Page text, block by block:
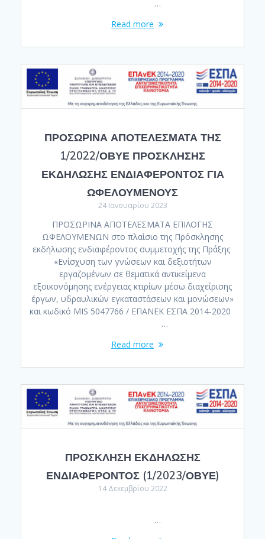
…
Read more
ΠΡΟΣΩΡΙΝΑ ΑΠΟΤΕΛΕΣΜΑΤΑ ΤΗΣ
1/2022/ΟΒΥΕ ΠΡΟΣΚΛΗΣΗΣ
ΕΚΔΗΛΩΣΗΣ ΕΝΔΙΑΦΕΡΟΝΤΟΣ ΓΙΑ
ΩΦΕΛΟΥΜΕΝΟΥΣ
24 Ιανουαρίου 2023
ΠΡΟΣΩΡΙΝΑ ΑΠΟΤΕΛΕΣΜΑΤΑ ΕΠΙΛΟΓΗΣ
ΩΦΕΛΟΥΜΕΝΩΝ στο πλαίσιο της Πρόσκλησης
εκδήλωσης ενδιαφέροντος συμμετοχής της Πράξης
«Ενίσχυση των γνώσεων και δεξιοτήτων
εργαζομένων σε θεματικά αντικείμενα
εξοικονόμησης ενέργειας κτιρίων μέσω διαχείρισης
έργων, υδραυλικών εγκαταστάσεων και μονώσεων»
και κωδικό MIS 5047766 / ΕΠΑΝΕΚ ΕΣΠΑ 2014-2020
…
Read more
ΠΡΟΣΚΛΗΣΗ ΕΚΔΗΛΩΣΗΣ
ΕΝΔΙΑΦΕΡΟΝΤΟΣ (1/2023/ΟΒΥΕ)
14 Δεκεμβρίου 2022
…